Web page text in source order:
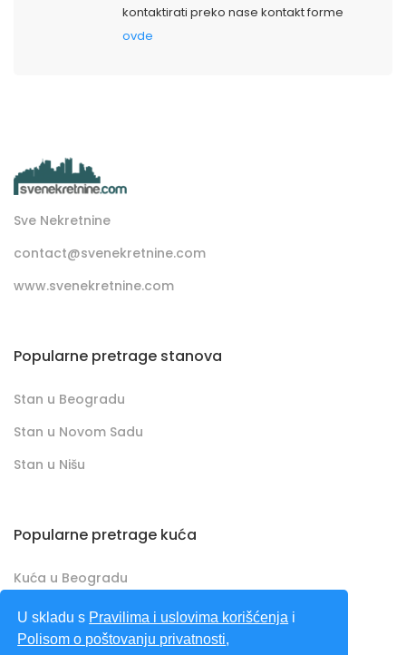
U skladu s Pravilima i uslovima korišćenja i
Polisom o poštovanju privatnosti,
kontaktirati preko nase kontakt forme
ovde
Sve Nekretnine
contact@svenekretnine.com
www.svenekretnine.com
Popularne pretrage stanova
Stan u Beogradu
Stan u Novom Sadu
Stan u Nišu
Popularne pretrage kuća
Kuća u Beogradu
Kuća u Novom Sadu
Kuća u Nišu